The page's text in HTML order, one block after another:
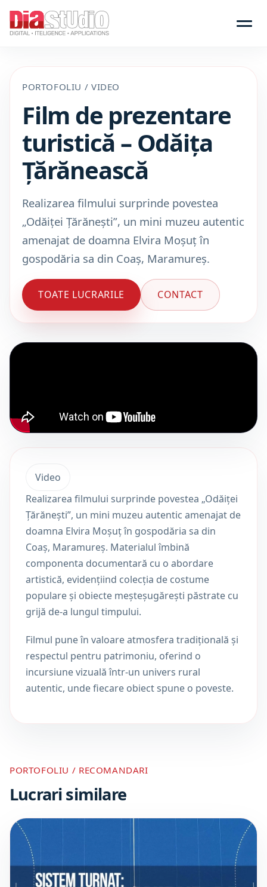
PORTOFOLIU / VIDEO
Film de prezentare
turistică – Odăița
Țărănească
Realizarea filmului surprinde povestea
„Odăiței Țărănești”, un mini muzeu autentic
amenajat de doamna Elvira Moșuț în
gospodăria sa din Coaș, Maramureș.
TOATE LUCRARILE CONTACT
Video
Realizarea filmului surprinde povestea „Odăiței
Țărănești”, un mini muzeu autentic amenajat de
doamna Elvira Moșuț în gospodăria sa din
Coaș, Maramureș. Materialul îmbină
componenta documentară cu o abordare
artistică, evidențiind colecția de costume
populare și obiecte meșteșugărești păstrate cu
grijă de-a lungul timpului.
Filmul pune în valoare atmosfera tradițională și
respectul pentru patrimoniu, oferind o
incursiune vizuală într-un univers rural
autentic, unde fiecare obiect spune o poveste.
PORTOFOLIU / RECOMANDARI
Lucrari similare